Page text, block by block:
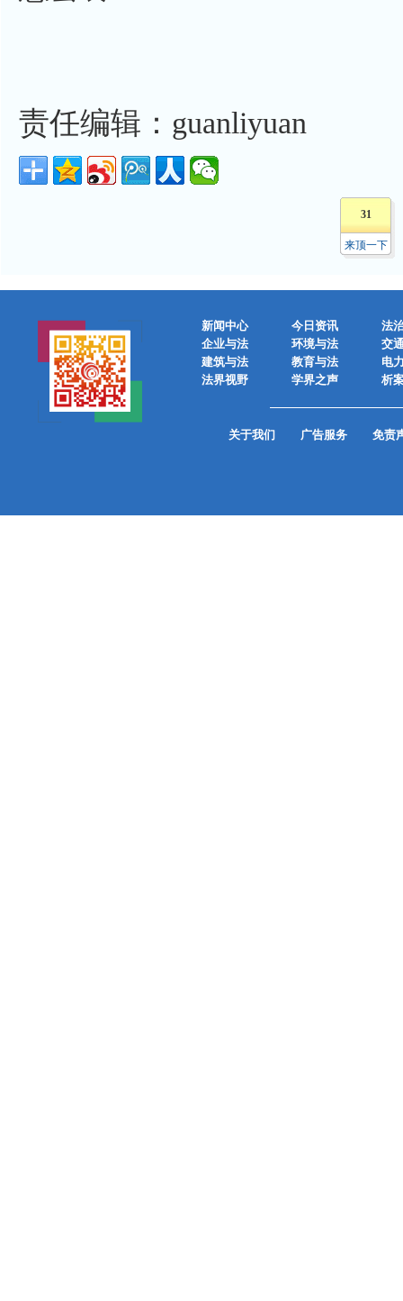
责任编辑：guanliyuan
31
来顶一下
新闻中心 今日资讯
法
企业与法
环境与法
交
建筑与法
教育与法
电
法界视野
学界之声 析
关于我们 广告服务 免责